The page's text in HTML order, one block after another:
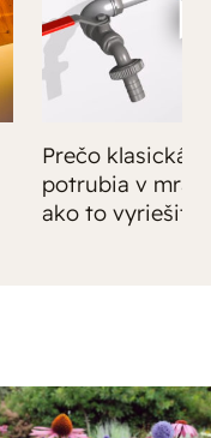
Prečo klasická
potrubia v
ako to vyriešiť